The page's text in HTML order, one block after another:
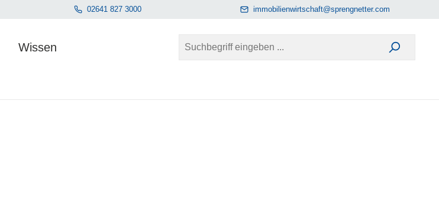
02641 827 3000 immobilienwirtschaft@sprengnetter.com
Wissen